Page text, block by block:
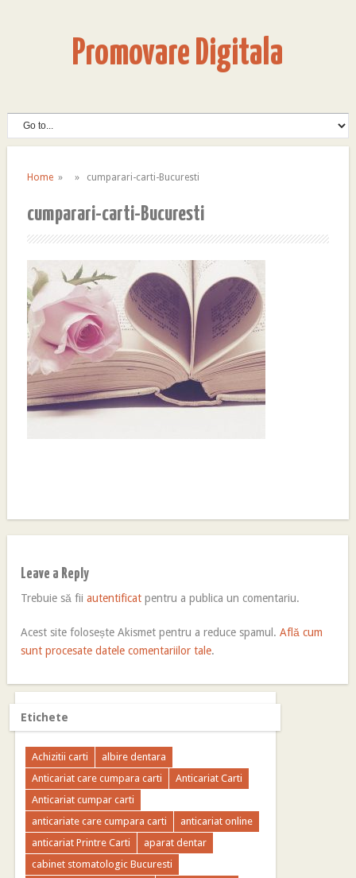
Promovare Digitala
Home» » cumparari-carti-Bucuresti
cumparari-carti-Bucuresti
Leave a Reply
Trebuie să fiiautentificat pentru a publica un comentariu.
Acest site folosește Akismet pentru a reduce spamul.Află cum
sunt procesate datele comentariilor tale.
Etichete
Achizitii carti
albire dentara
Anticariat care cumpara carti
Anticariat Carti
Anticariat cumpar carti
anticariate care cumpara carti
anticariat online
anticariat Printre Carti
aparat dentar
cabinet stomatologic Bucuresti